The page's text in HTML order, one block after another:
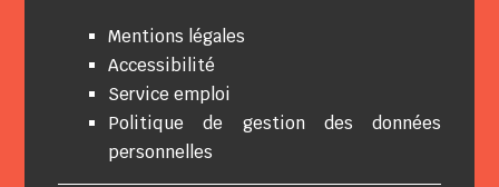
Mentions légales
Accessibilité
Service emploi
Politique de gestion des données
personnelles